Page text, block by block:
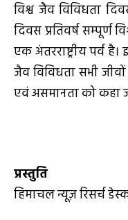
विश्व जैव विविधता
दिवस प्रतिवर्ष सम्पूर्ण
एक अंतरराष्ट्रीय पर्व है।
जैव विविधता सभी जीवों
एवं असमानता को कहा
प्रस्तुति
हिमाचल न्यूज़ रिसर्च